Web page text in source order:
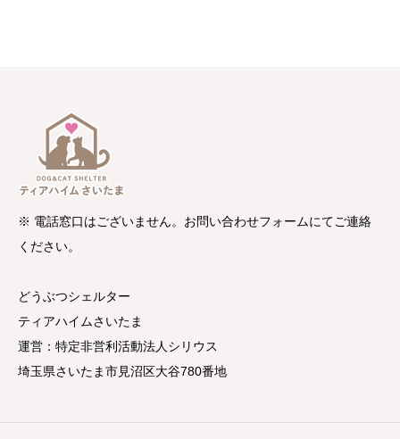
※ 電話窓口はございません。お問い合わせフォームにてご連絡
ください。
どうぶつシェルター
ティアハイムさいたま
運営：特定非営利活動法人シリウス
埼玉県さいたま市見沼区大谷780番地